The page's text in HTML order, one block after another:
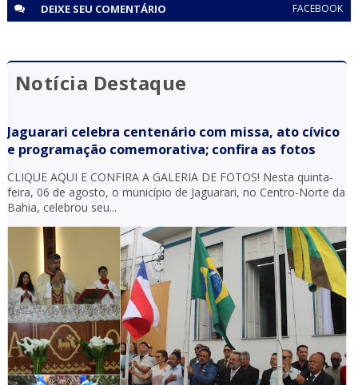
DEIXE SEU COMENTÁRIO FACEBOOK
Notícia Destaque
Jaguarari celebra centenário com missa, ato cívico
e programação comemorativa; confira as fotos
CLIQUE AQUI E CONFIRA A GALERIA DE FOTOS! Nesta quinta-
feira, 06 de agosto, o município de Jaguarari, no Centro-Norte da
Bahia, celebrou seu...